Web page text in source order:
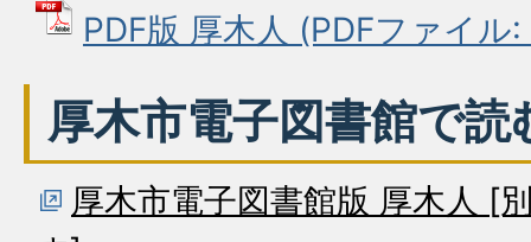
PDF版 厚木人 (PDFファイル
厚木市電子図書館で読
厚木市電子図書館版 厚木人 [